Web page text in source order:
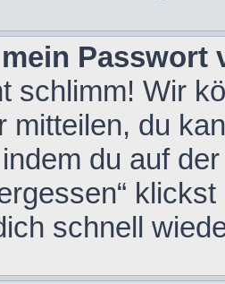
Passwort
schlimm! Wir
mitteilen, du
du auf
schnell